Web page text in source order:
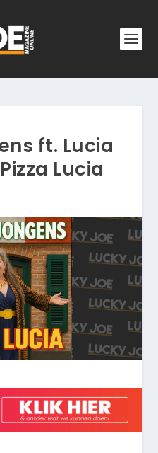
ft. Lucia
Lucia